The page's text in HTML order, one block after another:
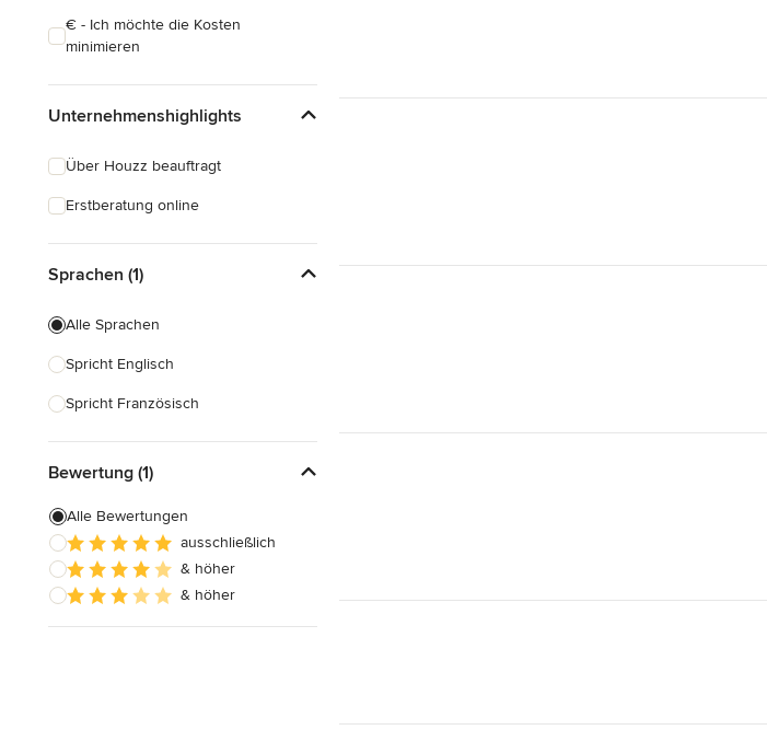
€ - Ich möchte die Kosten
minimieren
Unternehmenshighlights
Über Houzz beauftragt
Erstberatung online
Sprachen (1)
Alle Sprachen
Spricht Englisch
Spricht Französisch
Bewertung (1)
Alle Bewertungen
ausschließlich
& höher
& höher